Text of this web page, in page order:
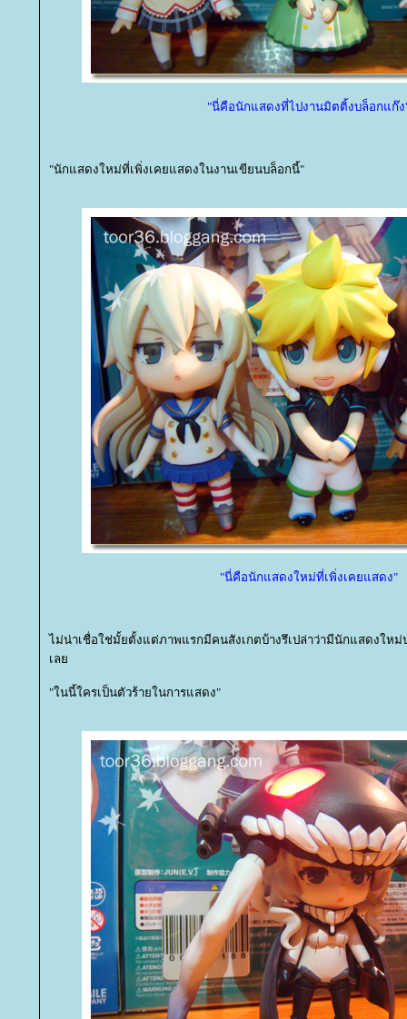
"นี่คือนักแสดงที่ไปงานมิตติ้งบล็อกแก๊ง
"นักแสดงใหม่ที่เพิ่งเคยแสดงในงานเขียนบล็อกนี้"
"นี่คือนักแสดงใหม่ที่เพิ่งเคยแสดง"
ไม่น่าเชื่อใช่มั้ยตั้งแต่ภาพแรกมีคนสังเกตบ้างรึเปล่าว่ามีนักแสดงใหม่
เล
"ในนี้ใครเป็นตัวร้ายในการแสดง"